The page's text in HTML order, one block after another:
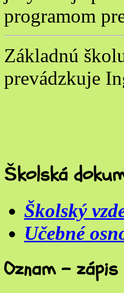
programom
Základnú
prevádzkuje
Školská
Školský
Učebné
Oznam – zápis